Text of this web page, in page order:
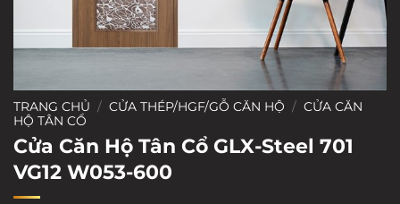
TRANG CHỦ / CỬA THÉP/HGF/GỖ CĂN HỘ / CỬA CĂN
HỘ TÂN CỔ
Cửa Căn Hộ Tân Cổ GLX-Steel 701
VG12 W053-600